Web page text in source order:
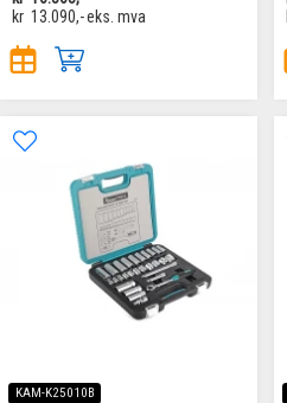
kr 13.090,-eks. mva
KAM-K25010B